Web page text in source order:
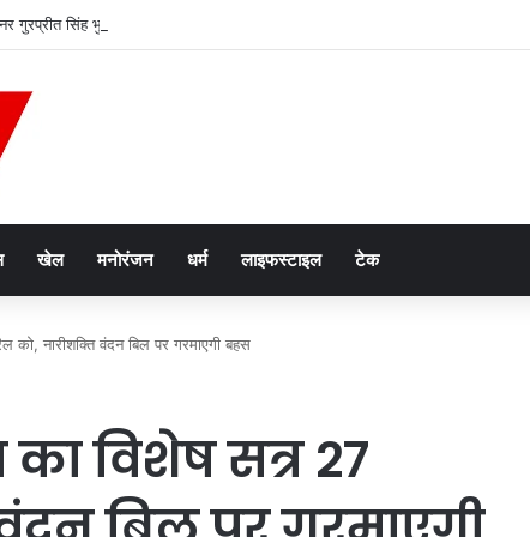
सिंह भुल्लर हटाए गए, हरमनबीर सिंह गिल को मिला अतिरिक्त प्रभार
खेल मनोरंजन धर्म लाइफस्टाइल टेक
नारीशक्ति वंदन बिल पर गरमाएगी बहस
विशेष सत्र 27